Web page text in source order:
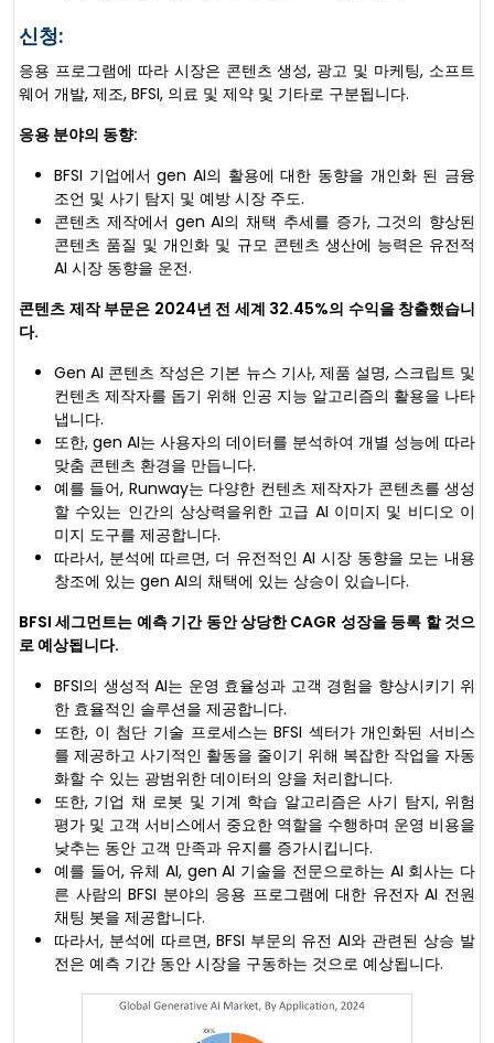
신청:
응용 프로그램에 따라 시장은 콘텐츠 생성, 광고 및 마케팅, 소프트
웨어 개발, 제조, BFSI, 의료 및 제약 및 기타로 구분됩니다.
응용 분야의 동향:
BFSI 기업에서 gen AI의 활용에 대한 동향을 개인화 된 금융
조언 및 사기 탐지 및 예방 시장 주도.
콘텐츠 제작에서 gen AI의 채택 추세를 증가, 그것의 향상된
콘텐츠 품질 및 개인화 및 규모 콘텐츠 생산에 능력은 유전적
AI 시장 동향을 운전.
콘텐츠 제작 부문은 2024년 전 세계 32.45%의 수익을 창출했습니
다.
Gen AI 콘텐츠 작성은 기본 뉴스 기사, 제품 설명, 스크립트 및
컨텐츠 제작자를 돕기 위해 인공 지능 알고리즘의 활용을 나타
냅니다.
또한, gen AI는 사용자의 데이터를 분석하여 개별 성능에 따라
맞춤 콘텐츠 환경을 만듭니다.
예를 들어, Runway는 다양한 컨텐츠 제작자가 콘텐츠를 생성
할 수있는 인간의 상상력을위한 고급 AI 이미지 및 비디오 이
미지 도구를 제공합니다.
따라서, 분석에 따르면, 더 유전적인 AI 시장 동향을 모는 내용
창조에 있는 gen AI의 채택에 있는 상승이 있습니다.
BFSI 세그먼트는 예측 기간 동안 상당한 CAGR 성장을 등록 할 것으
로 예상됩니다.
BFSI의 생성적 AI는 운영 효율성과 고객 경험을 향상시키기 위
한 효율적인 솔루션을 제공합니다.
또한, 이 첨단 기술 프로세스는 BFSI 섹터가 개인화된 서비스
를 제공하고 사기적인 활동을 줄이기 위해 복잡한 작업을 자동
화할 수 있는 광범위한 데이터의 양을 처리합니다.
또한, 기업 채 로봇 및 기계 학습 알고리즘은 사기 탐지, 위험
평가 및 고객 서비스에서 중요한 역할을 수행하며 운영 비용을
낮추는 동안 고객 만족과 유지를 증가시킵니다.
예를 들어, 유체 AI, gen AI 기술을 전문으로하는 AI 회사는 다
른 사람의 BFSI 분야의 응용 프로그램에 대한 유전자 AI 전원
채팅 봇을 제공합니다.
따라서, 분석에 따르면, BFSI 부문의 유전 AI와 관련된 상승 발
전은 예측 기간 동안 시장을 구동하는 것으로 예상됩니다.